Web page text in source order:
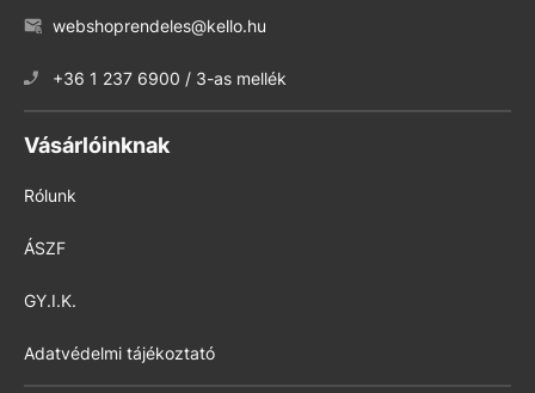
webshoprendeles@kello.hu
+36 1 237 6900 / 3-as mellék
Vásárlóinknak
Rólunk
ÁSZF
GY.I.K.
Adatvédelmi tájékoztató